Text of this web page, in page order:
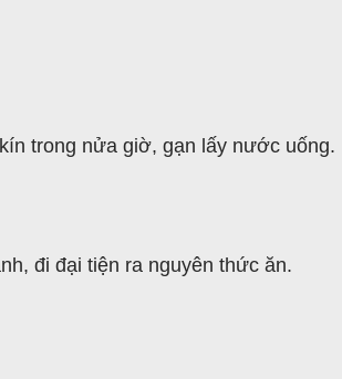
trong nửa giờ, gạn lấy nước uống.
đi đại tiện ra nguyên thức ăn.